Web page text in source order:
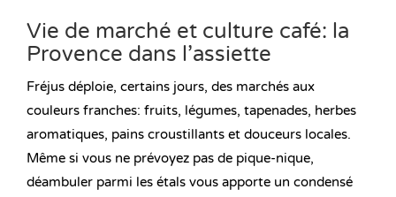
Vie de marché et culture café: la
Provence dans l’assiette
Fréjus déploie, certains jours, des marchés aux
couleurs franches: fruits, légumes, tapenades, herbes
aromatiques, pains croustillants et douceurs locales.
Même si vous ne prévoyez pas de pique-nique,
déambuler parmi les étals vous apporte un condensé